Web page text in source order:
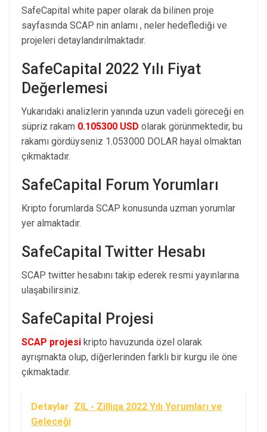
SafeCapital white paper olarak da bilinen proje
sayfasında SCAP nin anlamı , neler hedeflediği ve
projeleri detaylandırılmaktadır.
SafeCapital 2022 Yılı Fiyat
Değerlemesi
Yukarıdaki analizlerin yanında uzun vadeli göreceği en
süpriz rakam 0.105300 USD olarak görünmektedir, bu
rakamı gördüyseniz 1.053000 DOLAR hayal olmaktan
çıkmaktadır.
SafeCapital Forum Yorumları
Kripto forumlarda SCAP konusunda uzman yorumlar
yer almaktadır.
SafeCapital Twitter Hesabı
SCAP twitter hesabını takip ederek resmi yayınlarına
ulaşabilirsiniz.
SafeCapital Projesi
SCAP projesi kripto havuzunda özel olarak
ayrışmakta olup, diğerlerinden farklı bir kurgu ile öne
çıkmaktadır.
Detaylar ZIL - Zilliqa 2022 Yılı Yorumları ve
Geleceği